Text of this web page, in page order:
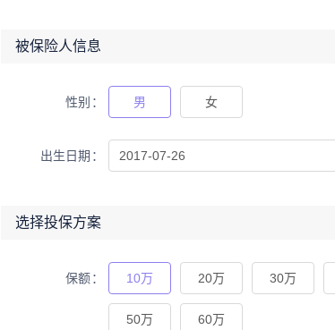
被保险人信息
性别 男 女
出生日期
选择投保方案
保额 10万 20万 30万
50万 60万